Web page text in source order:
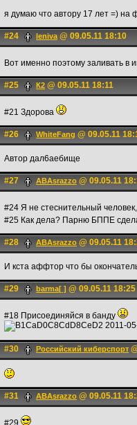
я думаю что автору 17 лет =) на
#24 leniva@ 09.05.11 18:10
Вот именно поэтому заливать в
#25 К2 @ 09.05.11 18:11
#21 Здорова
#26 WhiteFаng @ 09.05.11
Автор дал6аебище
#27 ABAsrazzo @ 09.05.11
#24 Я не стеснительный
#25 Как дела? Парню БППЕ
#28 ABAsrazzo @ 09.05.11
И кста аффтор что бы
#29 barma[ ] @ 09.05.11 18:25
#18 Присоединяйся в банду
#30 Российский киберспорт
#31 ABAsrazzo @ 09.05.11
#29